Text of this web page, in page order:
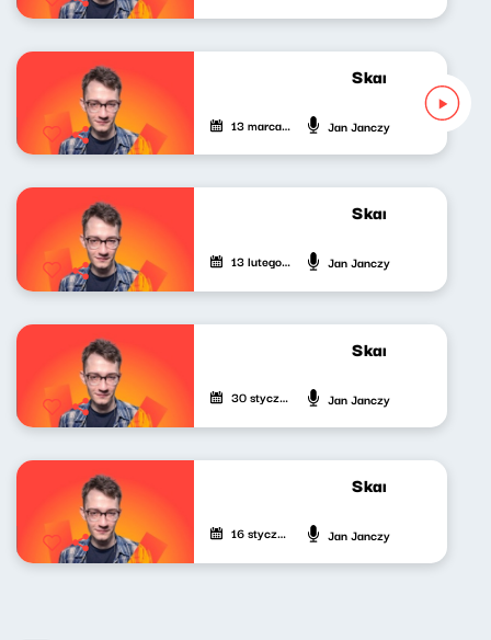
Skandynawskim
13 marca 2026 Jan Janczy
Skandynawskim
13 lutego 2026 Jan Janczy
Skandynawskim
30 stycznia 2026 Jan Janczy
Skandynawskim
16 stycznia 2026 Jan Janczy